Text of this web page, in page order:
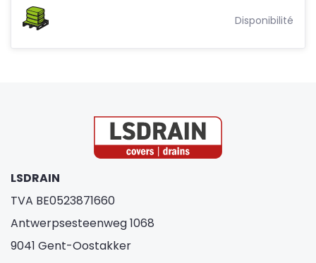
Disponibilité
LSDRAIN
TVA BE0523871660
Antwerpsesteenweg 1068
9041 Gent-Oostakker